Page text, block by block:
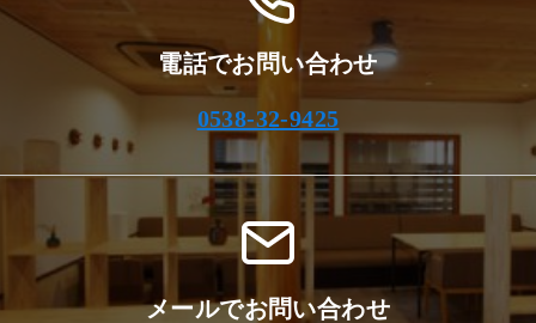
電話でお問い合わせ
0538-32-9425
メールでお問い合わせ